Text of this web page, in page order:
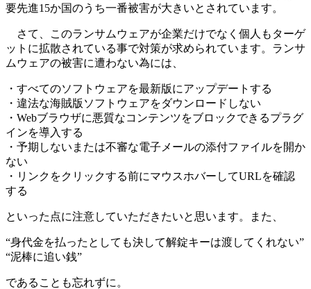
要先進15か国のうち一番被害が大きいとされています。
さて、このランサムウェアが企業だけでなく個人もターゲ
ットに拡散されている事で対策が求められています。ランサ
ムウェアの被害に遭わない為には、
・すべてのソフトウェアを最新版にアップデートする
・違法な海賊版ソフトウェアをダウンロードしない
・Webブラウザに悪質なコンテンツをブロックできるプラグ
インを導入する
・予期しないまたは不審な電子メールの添付ファイルを開か
ない
・リンクをクリックする前にマウスホバーしてURLを確認
する
といった点に注意していただきたいと思います。また、
“身代金を払ったとしても決して解錠キーは渡してくれない”
“泥棒に追い銭”
であることも忘れずに。